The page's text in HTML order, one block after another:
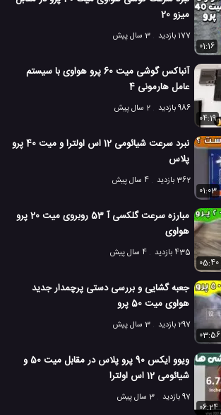
تکنولوژی موبایل
میزو 20
177 بازدید
3 سال پیش
01:16
آنباکس گوشی میت 60 پرو هواوی با سیستم
عامل هارمونی 4
986 بازدید
2 سال پیش
04:19
نبرد سرعت شیائومی 12 اس اولترا و میت 40 پرو
پلاس
362 بازدید
4 سال پیش
01:03
مبارزه سرعت گلکسی آ 53 روبروی میت 20 پرو
هواوی
435 بازدید
4 سال پیش
05:40
جعبه گشایی و بررسی دستی پرچمدار جدید
هواوی میت 50 پرو
297 بازدید
3 سال پیش
03:56
ویوو ایکس 90 پرو پلاس در مقابل میت 50 و
شیائومی 12 اس اولترا
97 بازدید
3 سال پیش
06:24